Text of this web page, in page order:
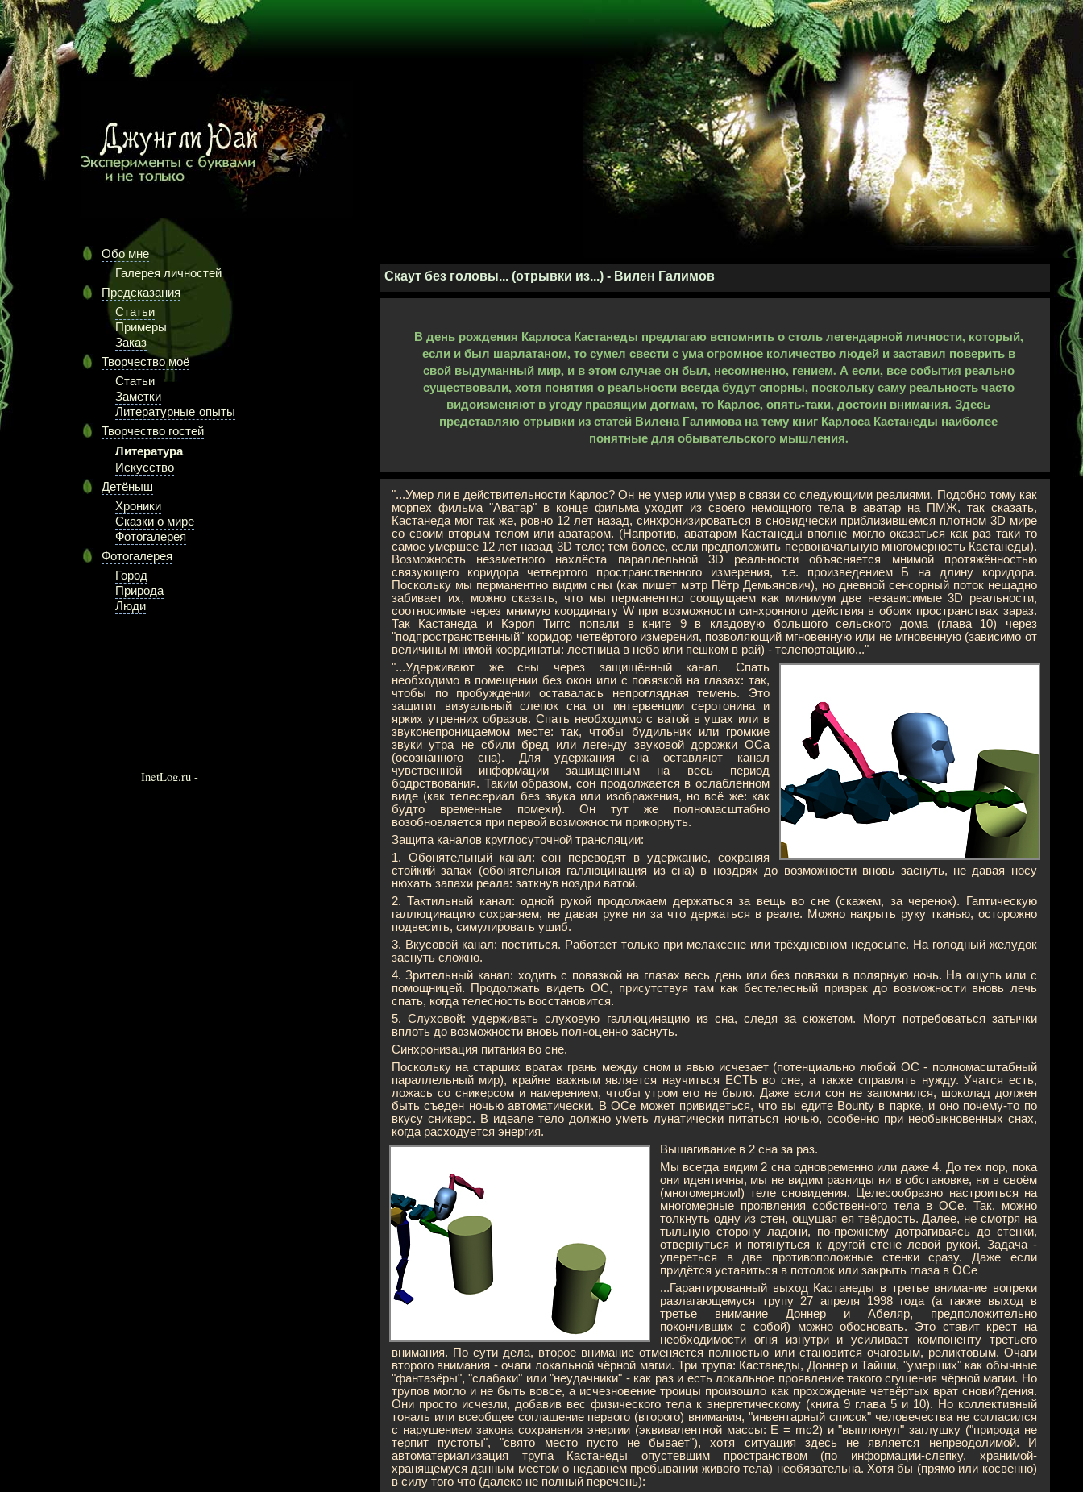
Обо мне
Галерея личностей
Предсказания
Статьи
Примеры
Заказ
Творчество моё
Статьи
Заметки
Литературные опыты
Творчество гостей
Литература
Искусство
Детёныш
Хроники
Сказки о мире
Фотогалерея
Фотогалерея
Город
Природа
Люди
Скаут без головы... (отрывки из...) - Вилен Галимов
В день рождения Карлоса Кастанеды предлагаю вспомнить о столь легендарной личности, который,
если и был шарлатаном, то сумел свести с ума огромное количество людей и заставил поверить в
свой выдуманный мир, и в этом случае он был, несомненно, гением. А если, все события реально
существовали, хотя понятия о реальности всегда будут спорны, поскольку саму реальность часто
видоизменяют в угоду правящим догмам, то Карлос, опять-таки, достоин внимания. Здесь
представляю отрывки из статей Вилена Галимова на тему книг Карлоса Кастанеды наиболее
понятные для обывательского мышления.
"...Умер ли в действительности Карлос? Он не умер или умер в связи со следующими реалиями. Подобно тому как
морпех фильма "Аватар" в конце фильма уходит из своего немощного тела в аватар на ПМЖ, так сказать,
Кастанеда мог так же, ровно 12 лет назад, синхронизироваться в сновидчески приблизившемся плотном 3D мире
со своим вторым телом или аватаром. (Напротив, аватаром Кастанеды вполне могло оказаться как раз таки то
самое умершее 12 лет назад 3D тело; тем более, если предположить первоначальную многомерность Кастанеды).
Возможность незаметного нахлёста параллельной 3D реальности объясняется мнимой протяжённостью
связующего коридора четвертого пространственного измерения, т.е. произведением Б на длину коридора.
Поскольку мы перманентно видим сны (как пишет мэтр Пётр Демьянович), но дневной сенсорный поток нещадно
забивает их, можно сказать, что мы перманентно соощущаем как минимум две независимые 3D реальности,
соотносимые через мнимую координату W при возможности синхронного действия в обоих пространствах зараз.
Так Кастанеда и Кэрол Тиггс попали в книге 9 в кладовую большого сельского дома (глава 10) через
"подпространственный" коридор четвёртого измерения, позволяющий мгновенную или не мгновенную (зависимо от
величины мнимой координаты: лестница в небо или пешком в рай) - телепортацию..."
"...Удерживают же сны через защищённый канал. Спать
необходимо в помещении без окон или с повязкой на глазах: так,
чтобы по пробуждении оставалась непроглядная темень. Это
защитит визуальный слепок сна от интервенции серотонина и
ярких утренних образов. Спать необходимо с ватой в ушах или в
звуконепроницаемом месте: так, чтобы будильник или громкие
звуки утра не сбили бред или легенду звуковой дорожки ОСа
(осознанного сна). Для удержания сна оставляют канал
чувственной информации защищённым на весь период
бодрствования. Таким образом, сон продолжается в ослабленном
виде (как телесериал без звука или изображения, но всё же: как
будто временные помехи). Он тут же полномасштабно
возобновляется при первой возможности прикорнуть.
Защита каналов круглосуточной трансляции:
1. Обонятельный канал: сон переводят в удержание, сохраняя
стойкий запах (обонятельная галлюцинация из сна) в ноздрях до возможности вновь заснуть, не давая носу
нюхать запахи реала: заткнув ноздри ватой.
2. Тактильный канал: одной рукой продолжаем держаться за вещь во сне (скажем, за черенок). Гаптическую
галлюцинацию сохраняем, не давая руке ни за что держаться в реале. Можно накрыть руку тканью, осторожно
подвесить, симулировать ушиб.
3. Вкусовой канал: поститься. Работает только при мелаксене или трёхдневном недосыпе. На голодный желудок
заснуть сложно.
4. Зрительный канал: ходить с повязкой на глазах весь день или без повязки в полярную ночь. На ощупь или с
помощницей. Продолжать видеть ОС, присутствуя там как бестелесный призрак до возможности вновь лечь
спать, когда телесность восстановится.
5. Слуховой: удерживать слуховую галлюцинацию из сна, следя за сюжетом. Могут потребоваться затычки
вплоть до возможности вновь полноценно заснуть.
Синхронизация питания во сне.
Поскольку на старших вратах грань между сном и явью исчезает (потенциально любой ОС - полномасштабный
параллельный мир), крайне важным является научиться ЕСТЬ во сне, а также справлять нужду. Учатся есть,
ложась со сникерсом и намерением, чтобы утром его не было. Даже если сон не запомнился, шоколад должен
быть съеден ночью автоматически. В ОСе может привидеться, что вы едите Bounty в парке, и оно почему-то по
вкусу сникерс. В идеале тело должно уметь лунатически питаться ночью, особенно при необыкновенных снах,
когда расходуется энергия.
Вышагивание в 2 сна за раз.
Мы всегда видим 2 сна одновременно или даже 4. До тех пор, пока
они идентичны, мы не видим разницы ни в обстановке, ни в своём
(многомерном!) теле сновидения. Целесообразно настроиться на
многомерные проявления собственного тела в ОСе. Так, можно
толкнуть одну из стен, ощущая ея твёрдость. Далее, не смотря на
тыльную сторону ладони, по-прежнему дотрагиваясь до стенки,
отвернуться и потянуться к другой стене левой рукой. Задача -
упереться в две противоположные стенки сразу. Даже если
придётся уставиться в потолок или закрыть глаза в ОСе
...Гарантированный выход Кастанеды в третье внимание вопреки
разлагающемуся трупу 27 апреля 1998 года (а также выход в
третье внимание Доннер и Абеляр, предположительно
покончивших с собой) можно обосновать. Это ставит крест на
необходимости огня изнутри и усиливает компоненту третьего
внимания. По сути дела, второе внимание отменяется полностью или становится очаговым, реликтовым. Очаги
второго внимания - очаги локальной чёрной магии. Три трупа: Кастанеды, Доннер и Тайши, "умерших" как обычные
"фантазёры", "слабаки" или "неудачники" - как раз и есть локальное проявление такого сгущения чёрной магии. Но
трупов могло и не быть вовсе, а исчезновение троицы произошло как прохождение четвёртых врат снови?дения.
Они просто исчезли, добавив вес физического тела к энергетическому (книга 9 глава 5 и 10). Но коллективный
тональ или всеобщее соглашение первого (второго) внимания, "инвентарный список" человечества не согласился
с нарушением закона сохранения энергии (эквивалентной массы: Е = mc2) и "выплюнул" заглушку ("природа не
терпит пустоты", "свято место пусто не бывает"), хотя ситуация здесь не является непреодолимой. И
автоматериализация трупа Кастанеды опустевшим пространством (по информации-слепку, хранимой-
хранящемуся данным местом о недавнем пребывании живого тела) необязательна. Хотя бы (прямо или косвенно)
в силу того что (далеко не полный перечень):